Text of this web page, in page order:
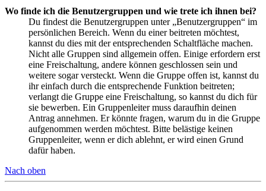
Wo finde ich die Benutzergruppen und wie trete ich ihnen bei?
Du findest die Benutzergruppen unter „Benutzergruppen“ im
persönlichen Bereich. Wenn du einer beitreten möchtest,
kannst du dies mit der entsprechenden Schaltfläche machen.
Nicht alle Gruppen sind allgemein offen. Einige erfordern erst
eine Freischaltung, andere können geschlossen sein und
weitere sogar versteckt. Wenn die Gruppe offen ist, kannst du
ihr einfach durch die entsprechende Funktion beitreten;
verlangt die Gruppe eine Freischaltung, so kannst du dich für
sie bewerben. Ein Gruppenleiter muss daraufhin deinen
Antrag annehmen. Er könnte fragen, warum du in die Gruppe
aufgenommen werden möchtest. Bitte belästige keinen
Gruppenleiter, wenn er dich ablehnt, er wird einen Grund
dafür haben.
Nach oben